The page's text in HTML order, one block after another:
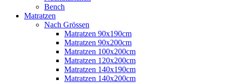
Bench
Matratzen
Nach Grössen
Matratzen 90x190cm
Matratzen 90x200cm
Matratzen 100x200cm
Matratzen 120x200cm
Matratzen 140x190cm
Matratzen 140x200cm